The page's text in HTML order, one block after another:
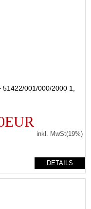
001/000/2000 1,
inkl. MwSt(19%)
DETAILS